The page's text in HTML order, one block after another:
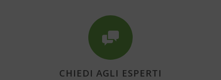
CHIEDI AGLI ESPERTI